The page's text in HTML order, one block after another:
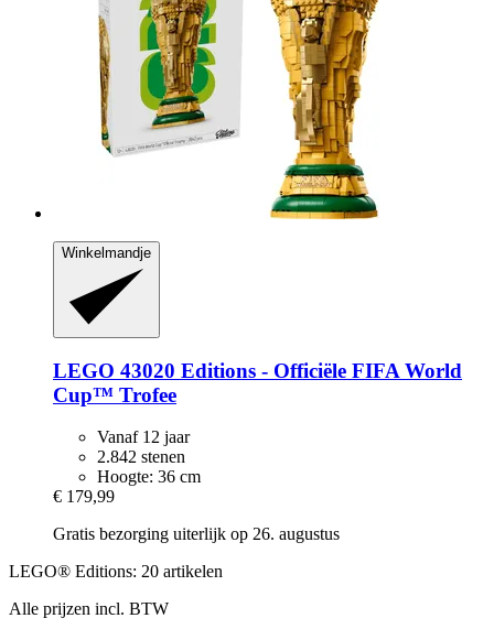
Winkelmandje
LEGO 43020 Editions -​ Officiële FIFA World
Cup™ Trofee
Vanaf 12 jaar
2.842 stenen
Hoogte: 36 cm
€ 179,99
Gratis bezorging uiterlijk op 26. augustus
LEGO® Editions: 20 artikelen
Alle prijzen incl. BTW